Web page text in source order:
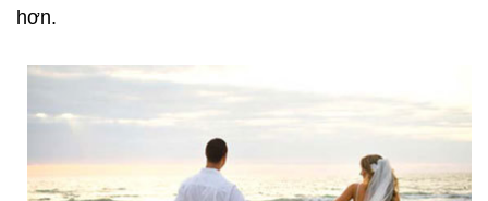
hơn.